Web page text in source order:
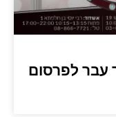
עבר לפרסום